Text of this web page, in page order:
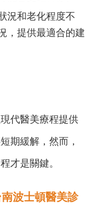
況和老化程度不
，提供最適合的建
代醫美療程提供
期緩解，然而，
才是關鍵。
波士頓醫美診